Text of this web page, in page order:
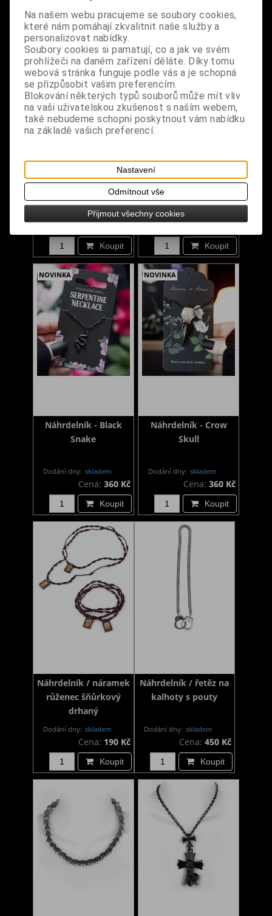
kovová
skladem
Cena:35 Kč
Koupit
NOVINKA
Náhrdelník - Black
Obsidian Spider
Dodání dny:
Cena:390 Kč
Koupit
NOVINKA
Náhrdelník - Black
Snake
Dodání dny: skladem
Cena: 360 Kč
Koupit
NOVINKA
Náhrdelník - Crow
Skull
Dodání dny: skladem
Cena: 360 Kč
Koupit
Náhrdelník / náramek
růženec šňůrkový
drhaný
Dodání dny: skladem
Cena: 190 Kč
Koupit
Náhrdelník / řetěz na
kalhoty s pouty
Dodání dny: skladem
Cena:450 Kč
Koupit
Na našem webu pracujeme se soubory cookies,
které nám pomáhají zkvalitnit naše služby a
personalizovat nabídky.
Soubory cookies si pamatují, co a jak ve svém
prohlížeči na daném zařízení děláte. Díky tomu
webová stránka funguje podle vás a je schopná
se přizpůsobit vašim preferencím.
Blokování některých typů souborů může mít vliv
na vaši uživatelskou zkušenost s naším webem,
také nebudeme schopni poskytnout vám nabídku
na základě vašich preferencí.
Nastavení
Odmítnout vše
Přijmout všechny cookies